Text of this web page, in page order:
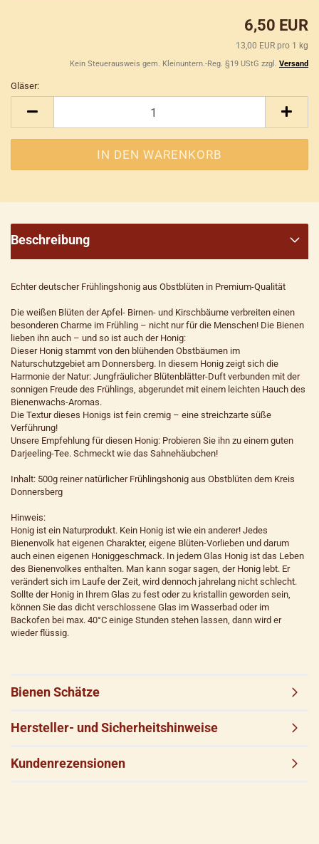
6,50 EUR
13,00 EUR pro 1 kg
Kein Steuerausweis gem. Kleinuntern.-Reg. §19 UStG zzgl. Versand
Gläser:
Beschreibung
Echter deutscher Frühlingshonig aus Obstblüten in Premium-Qualität
Die weißen Blüten der Apfel- Birnen- und Kirschbäume verbreiten einen
besonderen Charme im Frühling – nicht nur für die Menschen! Die Bienen
lieben ihn auch – und so ist auch der Honig:
Dieser Honig stammt von den blühenden Obstbäumen im
Naturschutzgebiet am Donnersberg. In diesem Honig zeigt sich die
Harmonie der Natur: Jungfräulicher Blütenblätter-Duft verbunden mit der
sonnigen Freude des Frühlings, abgerundet mit einem leichten Hauch des
Bienenwachs-Aromas.
Die Textur dieses Honigs ist fein cremig – eine streichzarte süße
Verführung!
Unsere Empfehlung für diesen Honig: Probieren Sie ihn zu einem guten
Darjeeling-Tee. Schmeckt wie das Sahnehäubchen!
Inhalt: 500g reiner natürlicher Frühlingshonig aus Obstblüten dem Kreis
Donnersberg
Hinweis:
Honig ist ein Naturprodukt. Kein Honig ist wie ein anderer! Jedes
Bienenvolk hat eigenen Charakter, eigene Blüten-Vorlieben und darum
auch einen eigenen Honiggeschmack. In jedem Glas Honig ist das Leben
des Bienenvolkes enthalten. Man kann sogar sagen, der Honig lebt. Er
verändert sich im Laufe der Zeit, wird dennoch jahrelang nicht schlecht.
Sollte der Honig in Ihrem Glas zu fest oder zu kristallin geworden sein,
können Sie das dicht verschlossene Glas im Wasserbad oder im
Backofen bei max. 40°C einige Stunden stehen lassen, dann wird er
wieder flüssig.
Bienen Schätze
Hersteller- und Sicherheitshinweise
Kundenrezensionen